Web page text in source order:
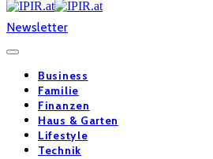
Newsletter
Business
Familie
Finanzen
Haus & Garten
Lifestyle
Technik